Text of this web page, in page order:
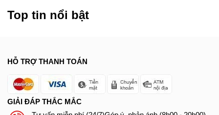
Top tin nổi bật
HỖ TRỢ THANH TOÁN
GIẢI ĐÁP THẮC MẮC